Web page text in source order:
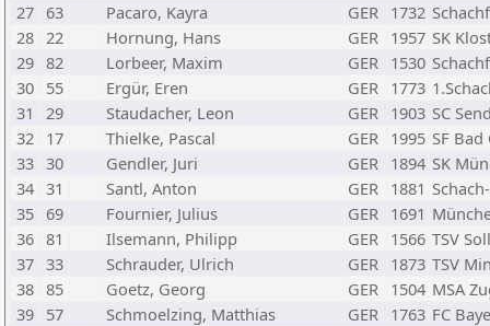
27 63 Pacaro, Kayra GER 1732
28 22 Hornung, Hans GER 1957 SK
29 82 Lorbeer, Maxim GER 1530
30 55 Ergür, Eren GER 1773
31
29 Staudacher, Leon GER 1903 SC
32 17 Thielke, Pascal GER 1995 SF
33 30 Gendler, Juri GER 1894 SK
34 31 Santl, Anton GER 1881
35 69 Fournier, Julius GER 1691
36 81 Ilsemann, Philipp GER 1566 TSV
37 33 Schrauder, Ulrich GER 1873 TSV
38 85 Goetz, Georg GER 1504 MSA
39 57 Schmoelzing, Matthias GER 1763 FC